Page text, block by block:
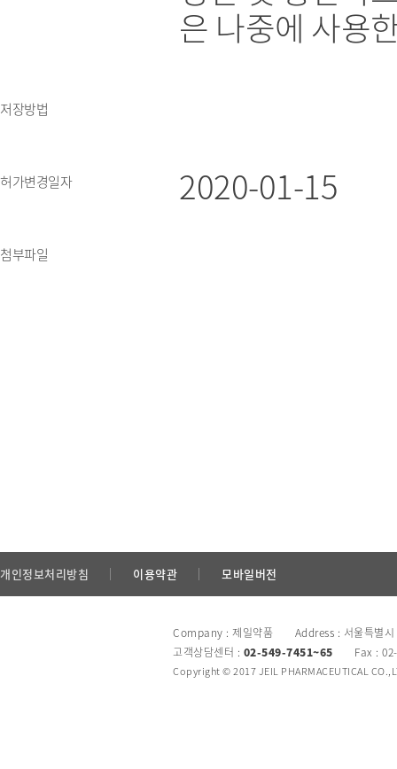
은 나중에 사용
저장방법
허가변경일자 2020-01-15
첨부파일
개인정보처리방침 이용약관 모바일버전
Company : 제일약품 Address : 서울특별시
고객상담센터 : 02-549-7451~65 Fax :
Copyright © 2017 JEIL PHARMACEUTICAL